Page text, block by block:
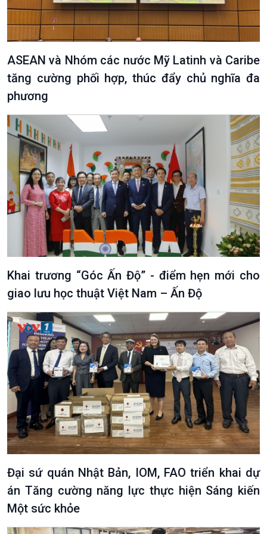
Văn hoá & Du lịch
Tin Văn hoá & Du lịch
Chát với người nổi tiếng
Câu chuyện Thể thao
Multimedia
Ảnh
Video
Infographic
ASEAN và Nhóm các nước Mỹ Latinh và Caribe
tăng cường phối hợp, thúc đẩy chủ nghĩa đa
phương
Khai trương “Góc Ấn Độ” - điểm hẹn mới cho
giao lưu học thuật Việt Nam – Ấn Độ
Đại sứ quán Nhật Bản, IOM, FAO triển khai dự
án Tăng cường năng lực thực hiện Sáng kiến
Một sức khỏe